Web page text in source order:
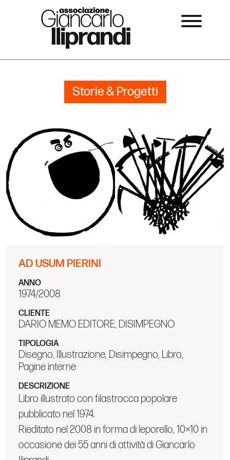
Storie & Progetti
AD USUM PIERINI
ANNO
1974/2008
CLIENTE
DARIO MEMO EDITORE, DISIMPEGNO
TIPOLOGIA
Disegno, Illustrazione, Disimpegno, Libro,
Pagine interne
DESCRIZIONE
Libro illustrato con filastrocca popolare
pubblicato nel 1974.
Rieditato nel 2008 in forma di leporello, 10×10 in
occasione dei 55 anni di attività di Giancarlo